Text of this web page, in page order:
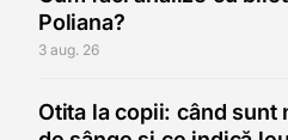
Poliana?
3 aug. 26
Otita la copii: când sunt